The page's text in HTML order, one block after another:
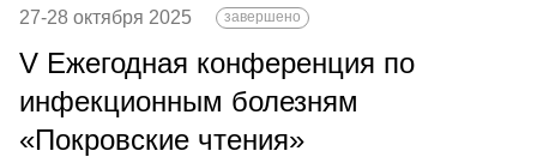
27-28 октября 2025 завершено
V Ежегодная конференция по
инфекционным болезням
«Покровские чтения»